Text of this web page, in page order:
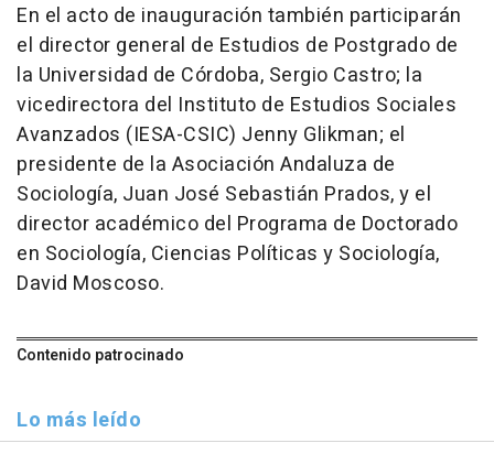
En el acto de inauguración también participarán
el director general de Estudios de Postgrado de
la Universidad de Córdoba, Sergio Castro; la
vicedirectora del Instituto de Estudios Sociales
Avanzados (IESA-CSIC) Jenny Glikman; el
presidente de la Asociación Andaluza de
Sociología, Juan José Sebastián Prados, y el
director académico del Programa de Doctorado
en Sociología, Ciencias Políticas y Sociología,
David Moscoso.
Contenido patrocinado
Lo más leído